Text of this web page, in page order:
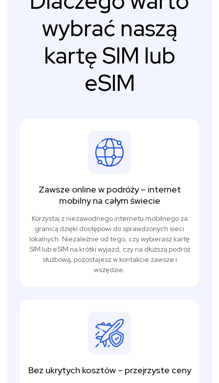
wybrać naszą
kartę SIM lub
eSIM
Zawsze online w podróży – internet
mobilny na całym świecie
Korzystaj z niezawodnego internetu mobilnego za
granicą dzięki dostępowi do sprawdzonych sieci
lokalnych. Niezależnie od tego, czy wybierasz kartę
SIM lub eSIM na krótki wyjazd, czy na dłuższą podróż
służbową, pozostajesz w kontakcie zawsze i
wszędzie.
Bez ukrytych kosztów – przejrzyste ceny